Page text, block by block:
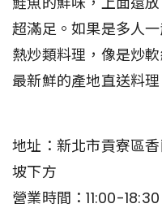
超滿足。如果是多人
熱炒類料理，像是炒
最新鮮的產地直送料理
地址：新北市貢寮區
坡下方
營業時間：11:00-